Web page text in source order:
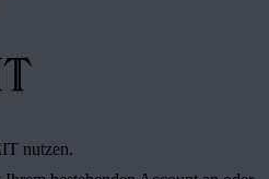
nutzen.